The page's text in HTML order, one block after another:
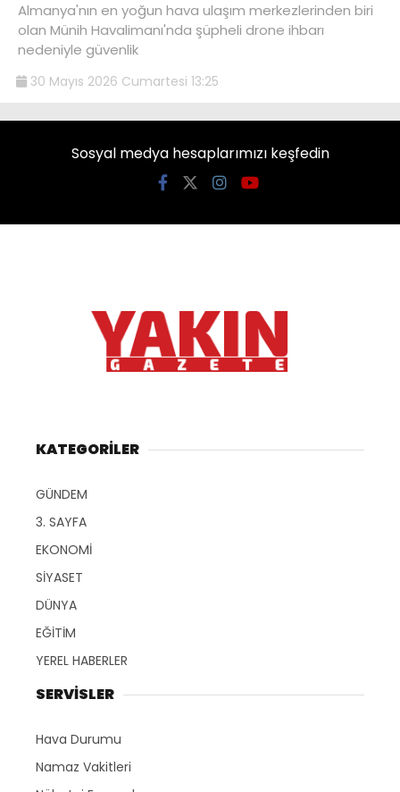
Almanya'nın en yoğun hava ulaşım merkezlerinden biri
olan Münih Havalimanı'nda şüpheli drone ihbarı
nedeniyle güvenlik
30 Mayıs 2026 Cumartesi 13:25
Sosyal medya hesaplarımızı keşfedin
KATEGORİLER
GÜNDEM
3. SAYFA
EKONOMİ
SİYASET
DÜNYA
EĞİTİM
YEREL HABERLER
SERVİSLER
Hava Durumu
Namaz Vakitleri